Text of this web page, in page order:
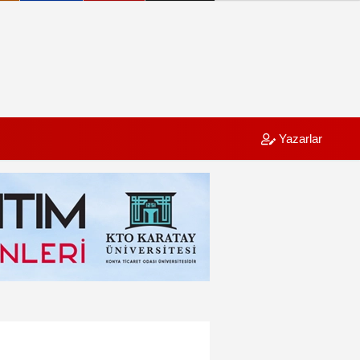
Yazarlar